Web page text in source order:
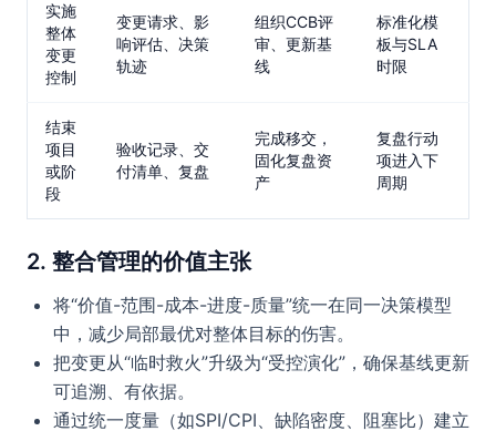
实施
整体
变更
控制
变更请求、影
响评估、决策
轨迹
组织CCB评
审、更新基
线
标准化模
板与SLA
时限
结束
项目
或阶
段
验收记录、交
付清单、复盘
完成移交，
固化复盘资
产
复盘行动
项进入下
周期
2. 整合管理的价值主张
将“价值-范围-成本-进度-质量”统一在同一决策模型
中，减少局部最优对整体目标的伤害。
把变更从“临时救火”升级为“受控演化”，确保基线更新
可追溯、有依据。
通过统一度量（如SPI/CPI、缺陷密度、阻塞比）建立